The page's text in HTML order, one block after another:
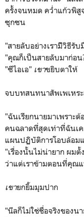
ครั้งจนหมด คว่ำแก้วพิสู
ซุกซน
"สายลับอย่างเรามีิวิธีรั
"คุณก็เป็นสายลับมาก่อน
"ซีไอเอ" เขาขยิบตาให้
จบบทสนทนาสัพเพเหร
"ฉันเรียกนายมาเพราะ
คนฉลาดที่สุดเท่าที่ฉันเ
แผนปฏิบัติการโอบล้อม
"เรื่องนั้นไม่น่ายาก ผม
ว่าแต่เราข้ามตอนที่คุณ
เขายกยิ้มมุมปาก
"นีลก็ไม่ใช่ชื่อจริงของน